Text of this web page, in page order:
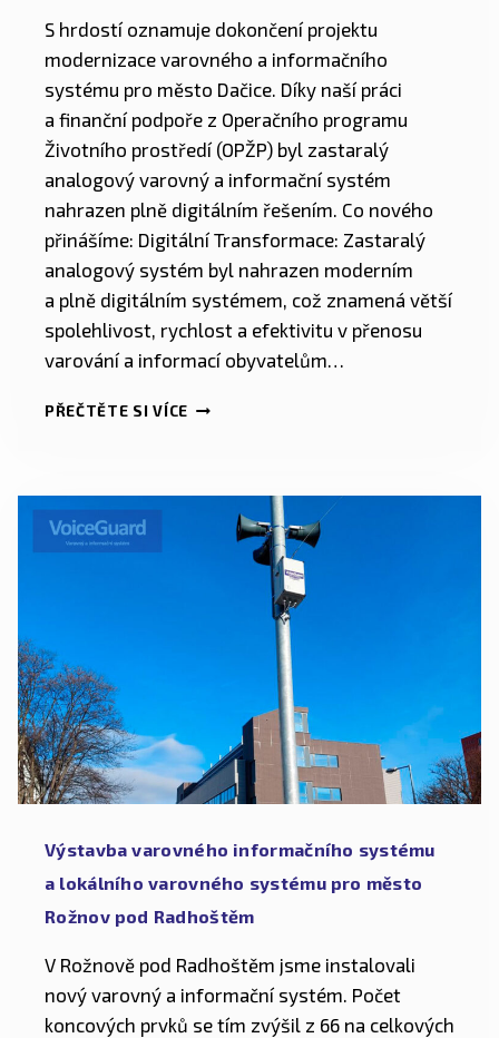
S hrdostí oznamuje dokončení projektu
modernizace varovného a informačního
systému pro město Dačice. Díky naší práci
a finanční podpoře z Operačního programu
Životního prostředí (OPŽP) byl zastaralý
analogový varovný a informační systém
nahrazen plně digitálním řešením. Co nového
přinášíme: Digitální Transformace: Zastaralý
analogový systém byl nahrazen moderním
a plně digitálním systémem, což znamená větší
spolehlivost, rychlost a efektivitu v přenosu
varování a informací obyvatelům…
PŘEČTĚTE SI VÍCE
Výstavba varovného informačního systému
a lokálního varovného systému pro město
Rožnov pod Radhoštěm
V Rožnově pod Radhoštěm jsme instalovali
nový varovný a informační systém. Počet
koncových prvků se tím zvýšil z 66 na celkových